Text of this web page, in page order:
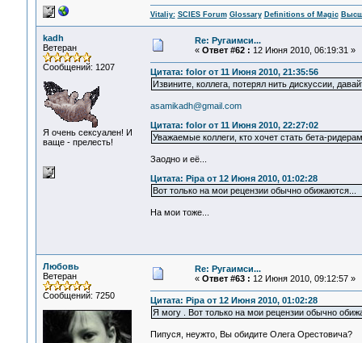
Vitaliy: SCIES Forum Glossary Definitions of Magic
kadh
Ветеран
Сообщений: 1207
Я очень сексуален! И
ваще - прелесть!
Re: Ругаимси...
« Ответ #62 : 12 Июня 2010, 06:19:31 »
Цитата: folor от 11 Июня 2010, 21:35:56
Извините, коллега, потерял нить дискуссии,
asamikadh@gmail.com
Цитата: folor от 11 Июня 2010, 22:27:02
Уважаемые коллеги, кто хочет стать бета-
Заодно и её...
Цитата: Pipa от 12 Июня 2010, 01:02:28
Вот только на мои рецензии обычно обижаются...
На мои тоже...
Любовь
Ветеран
Сообщений: 7250
Re: Ругаимси...
« Ответ #63 : 12 Июня 2010, 09:12:57 »
Цитата: Pipa от 12 Июня 2010, 01:02:28
Я могу . Вот только на мои рецензии обычно
Пипуся, неужто, Вы обидите Олега Орестовича?